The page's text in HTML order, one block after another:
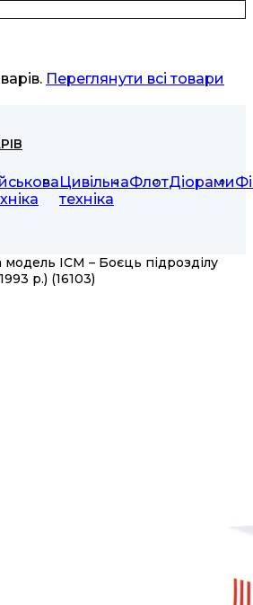
Переглянути всі товари
Цивільна
техніка
ФлотДіорами
модель ICM – Боєць підрозділу
р.) (16103)